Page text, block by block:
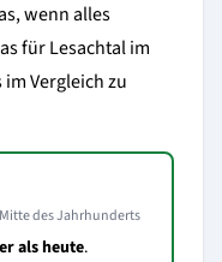
wenn alles
für Lesachtal im
Vergleich zu
des Jahrhunderts
als heute.